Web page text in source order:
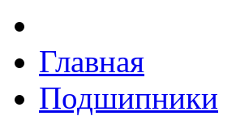
Ивантеевка, подшипники,
Главная
Подшипники